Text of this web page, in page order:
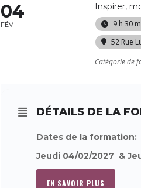
04
FÉV
Inspirer,
9 h 30
52 Rue
Catégorie de
DÉTAILS DE LA
Dates de la formation:
Jeudi 04/02/2027 &
EN SAVOIR PLUS